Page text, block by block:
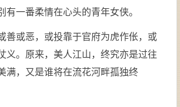
有一番柔情在心头的青年女侠。
善或恶，或投靠于官府为虎作伥，或
义。原来，美人江山，终究亦是过往
满，又是谁将在流花河畔孤独终